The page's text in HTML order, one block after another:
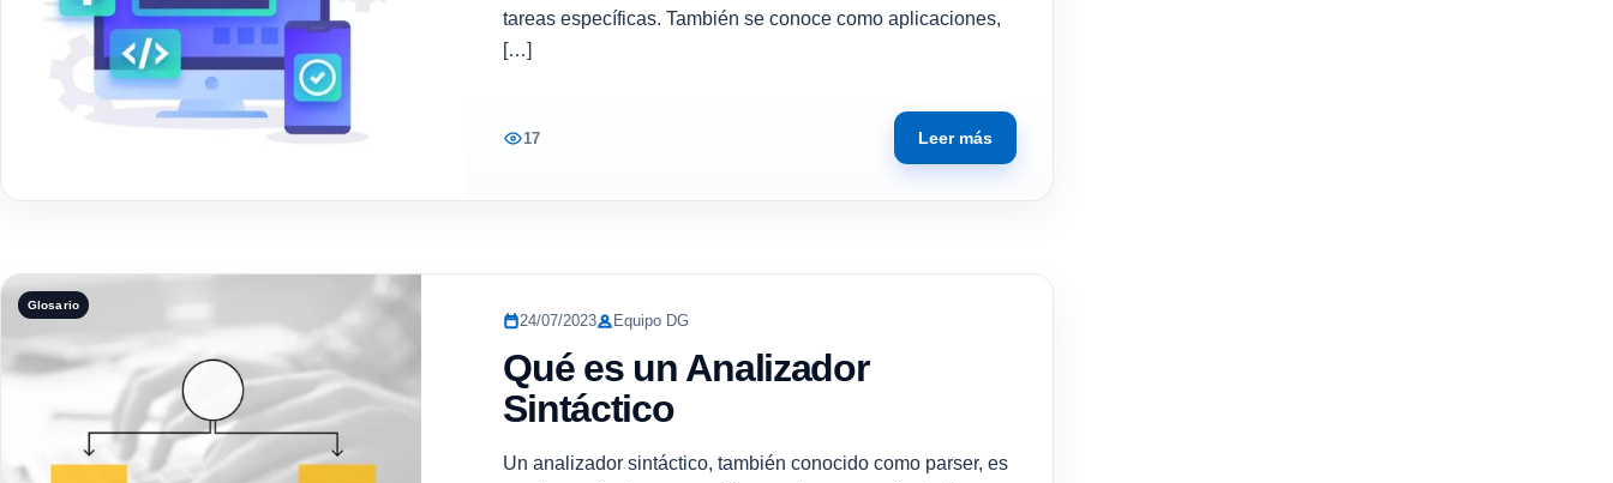
tareas específicas. También se conoce como aplicaciones,
[…]
17 Leer más
Glosario
24/07/2023 Equipo DG
Qué es un Analizador
Sintáctico
Un analizador sintáctico, también conocido como parser, es